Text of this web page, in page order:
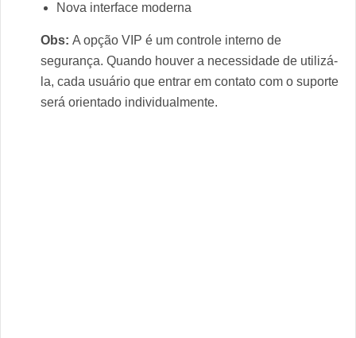
Nova interface moderna
Obs: A opção VIP é um controle interno de
segurança. Quando houver a necessidade de utilizá-
la, cada usuário que entrar em contato com o suporte
será orientado individualmente.